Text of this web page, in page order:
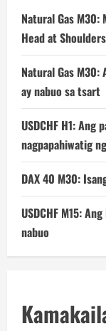
Natural Gas
Head at Shoulders
Natural Gas
ay nabuo sa tsart
USDCHF H1:
nagpapahiwatig
DAX 40 M30:
USDCHF M15:
nabuo